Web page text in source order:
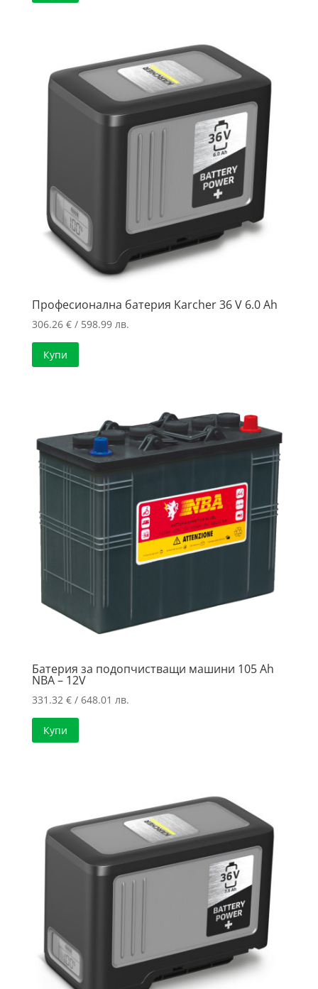
Професионална батерия Karcher 36 V 6.0 Ah
306.26 €/ 598.99 лв.
Купи
Батерия за подопчистващи машини 105 Ah
NBA – 12V
331.32 €/ 648.01 лв.
Купи